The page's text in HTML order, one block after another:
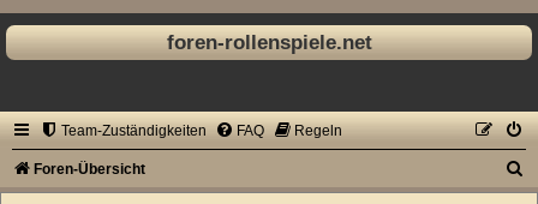
foren-rollenspiele.net
Team-Zuständigkeiten FAQ Regeln
Foren-Übersicht